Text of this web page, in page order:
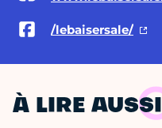
/lebaisersale/
À LIRE AUSSI